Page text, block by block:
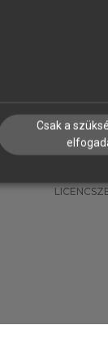
Csak a